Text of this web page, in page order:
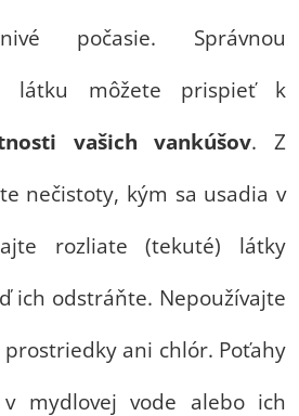
počasie. Správnou
látku môžete prispieť k
vašich vankúšov. Z
nečistoty, kým sa usadia v
rozliate (tekuté) látky
ich odstráňte. Nepoužívajte
ani chlór. Poťahy
mydlovej vode alebo ich